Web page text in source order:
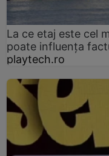
La ce etaj este cel
poate influența
playtech.ro